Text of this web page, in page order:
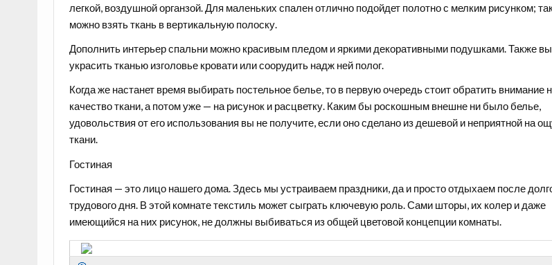
легкой, воздушной органзой. Для маленьких спален отлично подойдет полотно с мелким рисунком;
можно взять ткань в вертикальную полоску.
Дополнить интерьер спальни можно красивым пледом и яркими декоративными подушками. Также
украсить тканью изголовье кровати или соорудить надж ней полог.
Когда же настанет время выбирать постельное белье, то в первую очередь стоит обратить внимание
качество ткани, а потом уже — на рисунок и расцветку. Каким бы роскошным внешне ни было белье,
удовольствия от его использования вы не получите, если оно сделано из дешевой и неприятной на
ткани.
Гостиная
Гостиная — это лицо нашего дома. Здесь мы устраиваем праздники, да и просто отдыхаем после
трудового дня. В этой комнате текстиль может сыграть ключевую роль. Сами шторы, их колер и даже
имеющийся на них рисунок, не должны выбиваться из общей цветовой концепции комнаты.